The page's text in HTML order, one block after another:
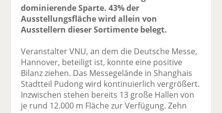
dominierende Sparte. 43% der
Ausstellungsfläche wird allein von
Ausstellern dieser Sortimente belegt.
Veranstalter VNU, an dem die Deutsche Messe,
Hannover, beteiligt ist, konnte eine positive
Bilanz ziehen. Das Messegelände in Shanghais
Stadtteil Pudong wird kontinuierlich vergrößert.
Inzwischen stehen bereits 13 große Hallen von
je rund 12.000 m Fläche zur Verfügung. Zehn